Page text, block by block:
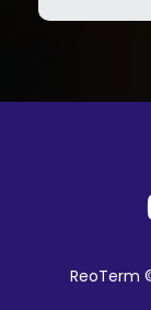
ReoTerm